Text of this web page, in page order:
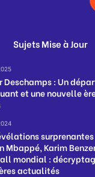
Sujets Mise à Jour
Deschamps : Un
et une nouvelle
Mbappé, Karim
mondial :
actualités